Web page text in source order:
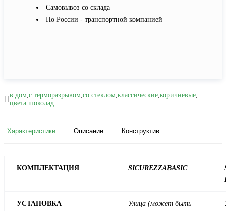
Самовывоз со склада
По России - транспортной компанией
в дом,с терморазрывом,со стеклом,классические,коричневые,
цвета шоколад
Характеристики Описание Конструктив
КОМПЛЕКТАЦИЯ SICUREZZABASIC
УСТАНОВКА Улица (может быть